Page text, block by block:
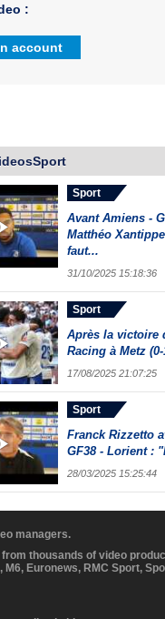
:
account
Sport
Avant Amiens -
Matthéo
faut...
31/10/2025 15:18:36
Sport
Après la victoire
Racing à Metz
17/08/2025 21:07:25
Sport
Franck Rizzetto
GF38 - Lorient :
28/03/2025 15:25:44
managers.
thousands of video
Euronews, RMC Sport,